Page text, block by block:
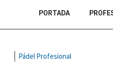
PORTADA
Pádel Profesional